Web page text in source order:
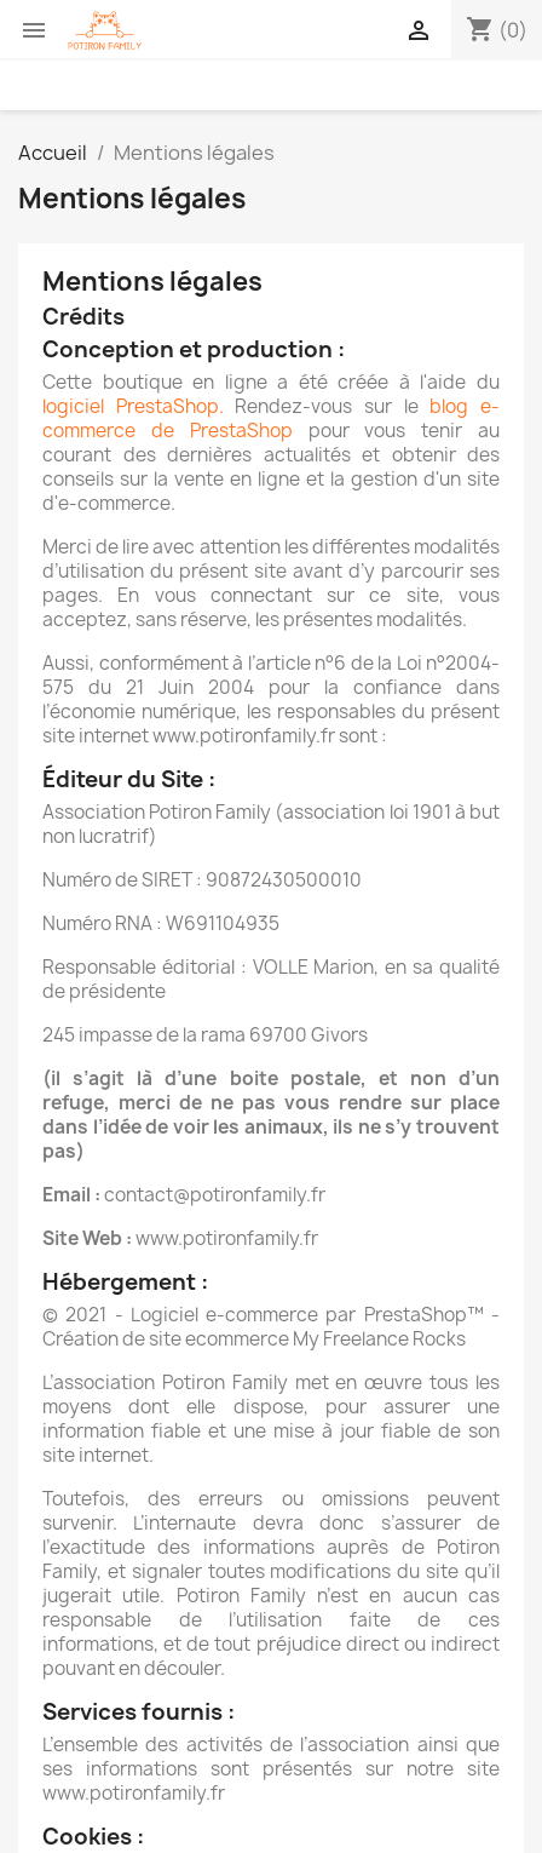
 shopping_cart (0)

Accueil Mentions légales
Mentions légales
Mentions légales
Crédits
Conception et production :
Cette boutique en ligne a été créée à l'aide du
logiciel PrestaShop. Rendez-vous sur le blog e-
commerce de PrestaShop pour vous tenir au
courant des dernières actualités et obtenir des
conseils sur la vente en ligne et la gestion d'un site
d'e-commerce.
Merci de lire avec attention les différentes modalités
d’utilisation du présent site avant d’y parcourir ses
pages. En vous connectant sur ce site, vous
acceptez, sans réserve, les présentes modalités.
Aussi, conformément à l’article n°6 de la Loi n°2004-
575 du 21 Juin 2004 pour la confiance dans
l’économie numérique, les responsables du présent
site internet www.potironfamily.fr sont :
Éditeur du Site :
Association Potiron Family (association loi 1901 à but
non lucratrif)
Numéro de SIRET : 90872430500010
Numéro RNA : W691104935
Responsable éditorial : VOLLE Marion, en sa qualité
de présidente
245 impasse de la rama 69700 Givors
(il s’agit là d’une boite postale, et non d’un
refuge, merci de ne pas vous rendre sur place
dans l’idée de voir les animaux, ils ne s’y trouvent
pas)
Email :contact@potironfamily.fr
Site Web :www.potironfamily.fr
Hébergement :
© 2021 - Logiciel e-commerce par PrestaShop™ -
Création de site ecommerce My Freelance Rocks
L’association Potiron Family met en œuvre tous les
moyens dont elle dispose, pour assurer une
information fiable et une mise à jour fiable de son
site internet.
Toutefois, des erreurs ou omissions peuvent
survenir. L’internaute devra donc s’assurer de
l’exactitude des informations auprès de Potiron
Family, et signaler toutes modifications du site qu’il
jugerait utile. Potiron Family n’est en aucun cas
responsable de l’utilisation faite de ces
informations, et de tout préjudice direct ou indirect
pouvant en découler.
Services fournis :
L’ensemble des activités de l’association ainsi que
ses informations sont présentés sur notre site
www.potironfamily.fr
Cookies :